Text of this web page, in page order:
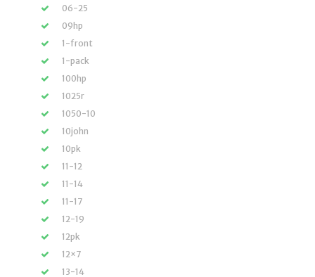
06-25
09hp
1-front
1-pack
100hp
1025r
1050-10
10john
10pk
11-12
11-14
11-17
12-19
12pk
12×7
13-14